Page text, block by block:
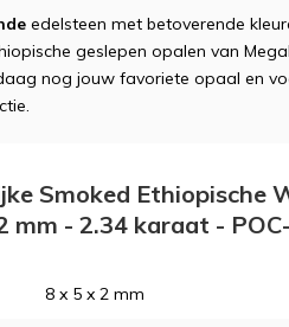
edelsteen met betoverende
geslepen opalen van
nog jouw favoriete opaal en
Smoked Ethiopische
mm - 2.34 karaat -
8 x 5 x 2 mm